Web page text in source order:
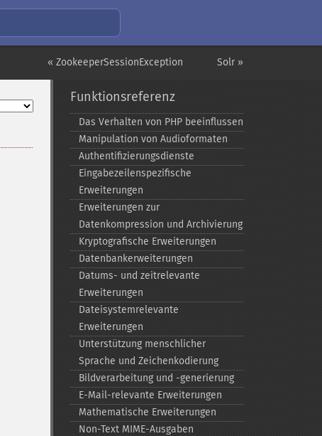
Solr »
« ZookeeperSessionException
Funktionsreferenz
Das Verhalten von PHP beeinflussen
Manipulation von Audioformaten
Authentifizierungsdienste
Eingabezeilenspezifische
Erweiterungen
Erweiterungen zur
Datenkompression und Archivierung
Kryptografische Erweiterungen
Datenbankerweiterungen
Datums-​ und zeitrelevante
Erweiterungen
Dateisystemrelevante
Erweiterungen
Unterstützung menschlicher
Sprache und Zeichenkodierung
Bildverarbeitung und -​generierung
E-​Mail-​relevante Erweiterungen
Mathematische Erweiterungen
Non-​Text MIME-​Ausgaben